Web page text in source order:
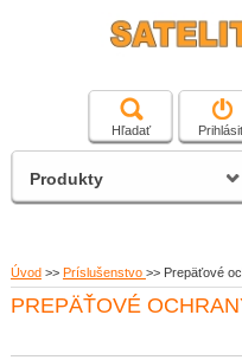
čierna a
satelitné
Hľadať
Úvod >> Príslušenstvo >> Prepäťové
PREPÄŤOVÉ
Produkty